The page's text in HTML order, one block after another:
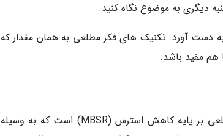
دیگری به موضوع نگاه کنید.
دست آورد. تکنیک های فکر مطلعی به همان مقدار که
هم مفید باشد.
یکی از برنامه های بنیادی و استاندارد در این زمینه، برنامه فکر مطلعی بر پایه کاهش استرس (MBSR) است که به وسیله